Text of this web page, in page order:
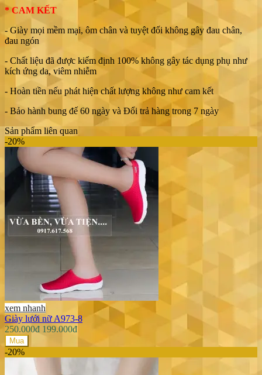
* CAM KẾT
- Giày mọi mềm mại, ôm chân và tuyệt đối không gây đau chân,
đau ngón
- Chất liệu đã được kiểm định 100% không gây tác dụng phụ như
kích ứng da, viêm nhiễm
- Hoàn tiền nếu phát hiện chất lượng không như cam kết
- Bảo hành bung đế 60 ngày và Đổi trả hàng trong 7 ngày
Sản phẩm liên quan
-20%
xem nhanh
Giày lưới nữ A973-8
250.000đ 199.000đ
Mua
-20%